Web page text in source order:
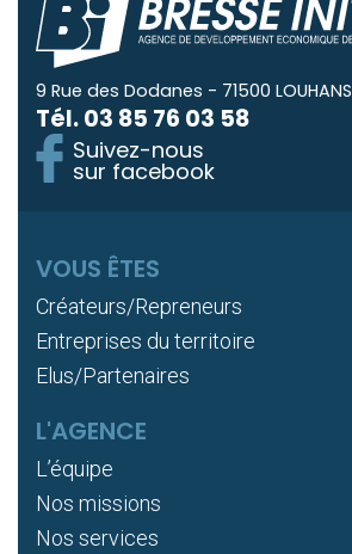
9 Rue des Dodanes - 71500 LOUHANS
Tél.03 85 76 03 58
Suivez-nous
sur facebook
VOUS ÊTES
Créateurs/Repreneurs
Entreprises du territoire
Elus/Partenaires
L'AGENCE
L’équipe
Nos missions
Nos services